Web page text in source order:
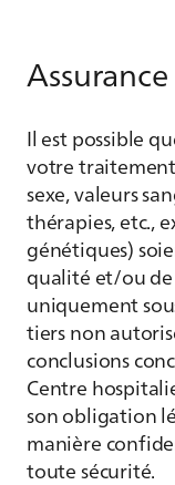
Il est possible
votre
sexe, valeurs
thérapies, etc.,
génétiques)
qualité et/ou
uniquement
tiers non
conclusions
Centre
son obligation
manière
toute sécurité.